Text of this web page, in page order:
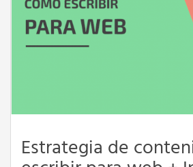
Estrategia de